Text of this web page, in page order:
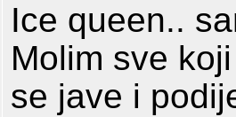
Ice queen..
Molim sve
se jave i